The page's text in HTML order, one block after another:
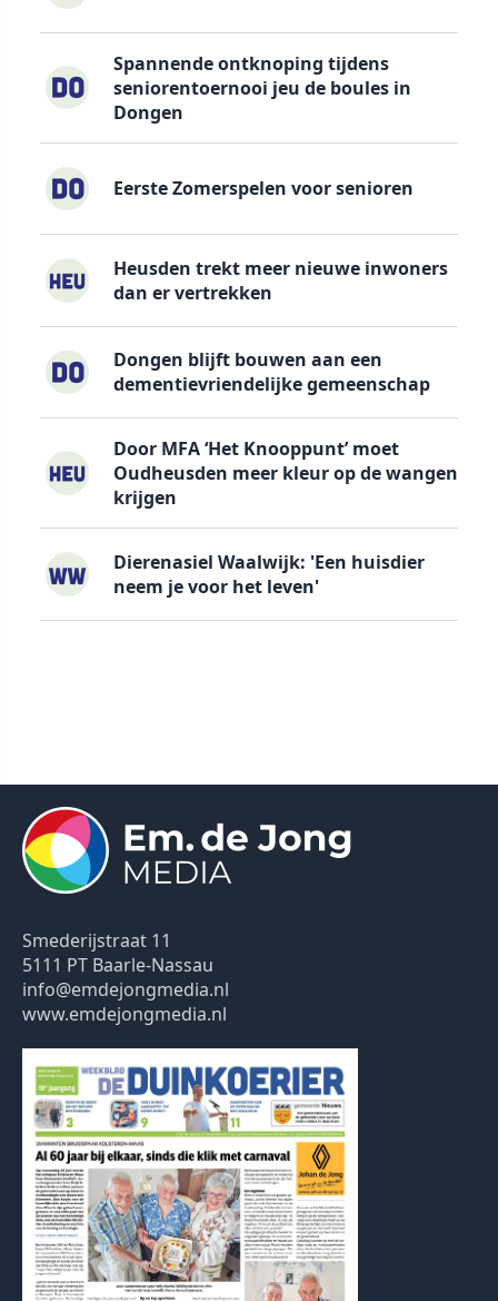
Spannende ontknoping tijdens
seniorentoernooi jeu de boules in
Dongen
Eerste Zomerspelen voor senioren
Heusden trekt meer nieuwe inwoners
dan er vertrekken
Dongen blijft bouwen aan een
dementievriendelijke gemeenschap
Door MFA ‘Het Knooppunt’ moet
Oudheusden meer kleur op de wangen
krijgen
Dierenasiel Waalwijk: 'Een huisdier
neem je voor het leven'
Smederijstraat 11
5111 PT Baarle-Nassau
info@emdejongmedia.nl
www.emdejongmedia.nl